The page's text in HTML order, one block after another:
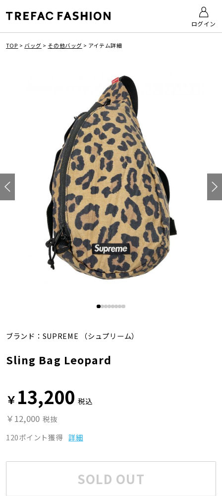
ログイン
TOP >バッグ > その他バッグ > アイテム詳細
ブランド： SUPREME （シュプリーム）
Sling Bag Leopard
￥ 13,200 税込
￥12,000 税抜
120ポイント獲得 詳細
SOLD OUT